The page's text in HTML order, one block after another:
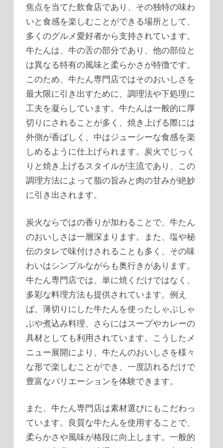
焦点を当てた飲食店であり、その独特の味わ
いと食感を楽しむことができる場所として、
多くのグルメ愛好者から支持されています。
牛たんは、牛の舌の部分であり、他の部位と
は異なる特有の風味と柔らかさが特徴です。
このため、牛たん専門店ではそのおいしさを
最大限に引き出すために、調理法や下処理に
工夫を凝らしています。牛たんは一般的に厚
切りにされることが多く、焼き上げる際には
外側が香ばしく、中はジューシーな食感を楽
しめるように仕上げられます。炭火でじっく
りと焼き上げるスタイルが主流であり、この
調理方法によって脂の旨みと肉の甘みが絶妙
に引き出されます。
炭火ならではの香りが加わることで、牛たん
のおいしさは一層深まります。また、塩や秘
伝のタレで味付けされることも多く、その味
わいはシンプルながらも奥行きがあります。
牛たん専門店では、単に焼くだけではなく、
多彩な料理方法も提供されています。例え
ば、薄切りにした牛たんを使ったしゃぶしゃ
ぶや煮込み料理、さらにはスープやカレーの
具材としても利用されています。こうしたメ
ニュー展開により、牛たんのおいしさを様々
な形で楽しむことができ、一度訪れるだけで
豊富なバリエーションを体験できます。
また、牛たん専門店は素材選びにもこだわっ
ています。良質な牛たんを使用することで、
柔らかさや風味が格段に向上します。一般的